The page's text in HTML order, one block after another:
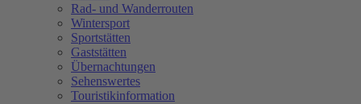
Rad- und Wanderrouten
Wintersport
Sportstätten
Gaststätten
Übernachtungen
Sehenswertes
Touristikinformation